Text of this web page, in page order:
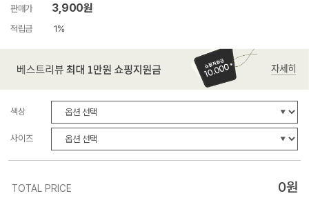
판매가 3,900원
적립금 1%
색상
사이즈
TOTAL PRICE 0원